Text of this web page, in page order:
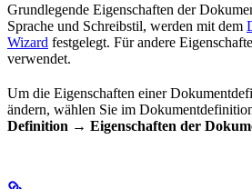
Grundlegende Eigenschaften der
Sprache und Schreibstil, werden mit dem
Wizard festgelegt. Für andere
verwendet.
Um die Eigenschaften einer
ändern, wählen Sie im
Definition → Eigenschaften der